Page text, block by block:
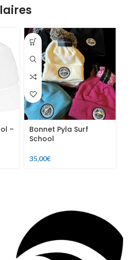
–
Bonnet Pyla Surf
School
35,00€